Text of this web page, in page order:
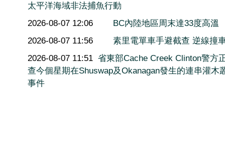
太平洋海域非法捕魚行動
2026-08-07 12:06
BC內陸地區周末達33度高溫
2026-08-07 11:56
素里電單車手避截查 逆線撞
2026-08-07 11:51 省東部Cache Creek Clinton警方
查今個星期在Shuswap及Okanagan發生的連串灌木
事件